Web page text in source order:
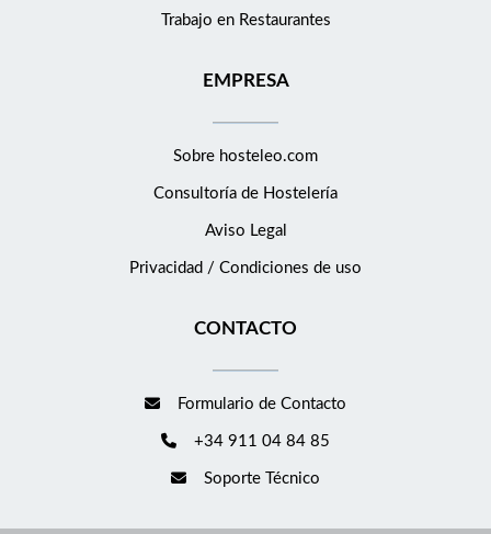
Trabajo en Restaurantes
EMPRESA
Sobre hosteleo.com
Consultoría de Hostelería
Aviso Legal
Privacidad / Condiciones de uso
CONTACTO
Formulario de Contacto
+34 911 04 84 85
Soporte Técnico